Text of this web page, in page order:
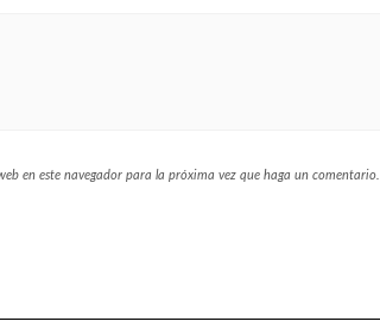
en este navegador para la próxima vez que haga un comentario.